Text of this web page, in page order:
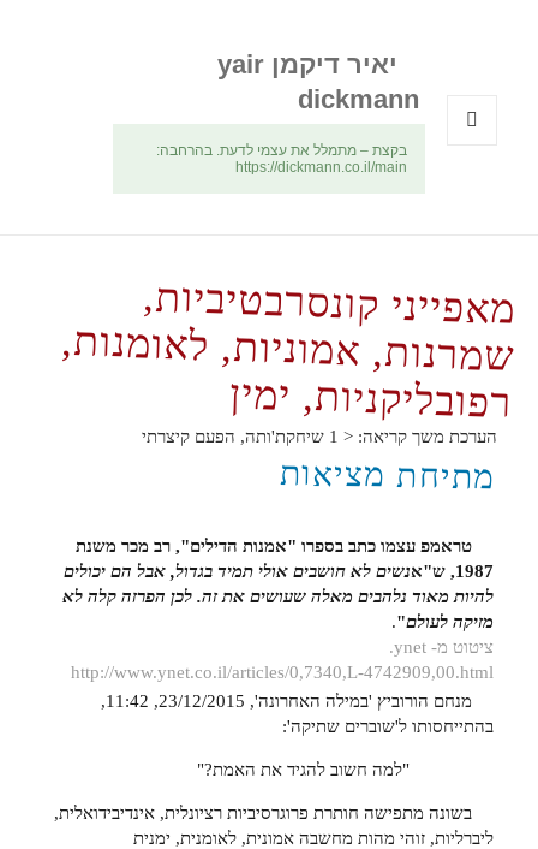
יאיר דיקמן yair
dickmann
בקצת – מתמלל את עצמי לדעת. בהרחבה:
https://dickmann.co.il/main
מאפייני קונסרבטיביות,
שמרנות, אמוניות, לאומנות,
רפובליקניות, ימין
הערכת משך קריאה: < 1 שיחקת'ותה, הפעם קיצרתי
מתיחת מציאות
טראמפ עצמו כתב בספרו "אמנות הדילים", רב מכר משנת
1987, ש"א
נשים לא חושבים אולי תמיד בגדול, אבל הם יכולים
להיות מאוד נלהבים מאלה שעושים את זה. לכן הפרזה קלה לא
מזיקה לעולם"
.
ציטוט מ- ynet.
http://www.ynet.co.il/articles/0,7340,L-4742909,00.html
מנחם הורוביץ 'במילה האחרונה', 23/12/2015, 11:42,
בהתייחסותו ל'שוברים שתיקה':
"למה חשוב להגיד את האמת?"
בשונה מתפישה חותרת פרוגרסיביות רציונלית, אינדיבידואלית,
ליברליות, זוהי מהות מחשבה אמונית, לאומנית, ימנית